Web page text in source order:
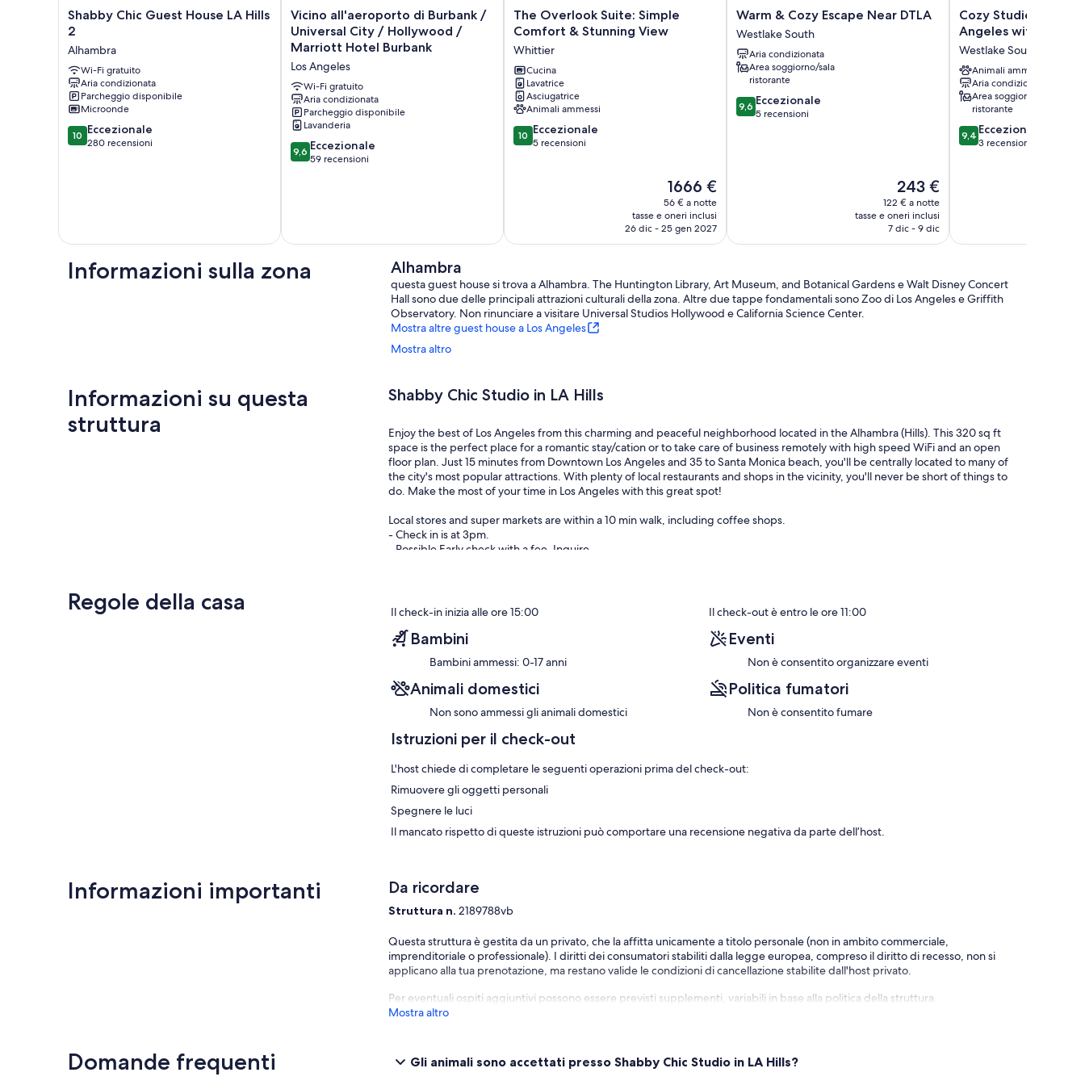
Shabby
Chic
House
LA
Hills
2
Alhambra
Shabby Chic Guest House LA Hills
2
Alhambra
Wi-Fi gratuito
Aria condizionata
Parcheggio disponibile
Microonde
10.0
su
10 Eccezionale
280 recensioni
Vicino
all'aeroporto
di
Burbank
/
Universal
City
/
Hollywood
/
Marriott
Vicino all'aeroporto di Burbank /
Universal City / Hollywood /
Marriott Hotel Burbank
Los Angeles
Wi-Fi gratuito
Aria condizionata
Parcheggio disponibile
Lavanderia
9.6
su
9,6 Eccezionale
59 recensioni
The
Overlook
Simple
Comfort
&
Stunning
View
Whittier
The Overlook Suite: Simple
Comfort & Stunning View
Whittier
Cucina
Lavatrice
Asciugatrice
Animali ammessi
10.0
su
10 Eccezionale
5 recensioni
Il
prezzo
attuale
è
1666 €
1666 €
56 € a notte
tasse e oneri inclusi
26 dic - 25 gen 2027
Warm
&
Cozy
Escape
Near
DTLA
Westlake
South
Warm & Cozy Escape Near DTLA
Westlake South
Aria condizionata
Area soggiorno/sala
ristorante
9.6
su
9,6 Eccezionale
5 recensioni
Il
prezzo
attuale
è
243 €
243 €
122 € a notte
tasse e oneri inclusi
7 dic - 9 dic
Cozy
Studio
peaceful
Los
Angeles
with
Westlake
South
Cozy Studio in
Angeles with AC
Westlake South
Animali ammessi
Aria condizionata
Area soggiorno/sala
ristorante
9.4
su
9,4 Eccezionale
3 recensioni
Informazioni sulla zona Alhambra
questa guest house si trova a Alhambra. The Huntington Library, Art Museum, and Botanical Gardens e Walt Disney Concert
Hall sono due delle principali attrazioni culturali della zona. Altre due tappe fondamentali sono Zoo di Los Angeles e Griffith
Observatory. Non rinunciare a visitare Universal Studios Hollywood e California Science Center.
Mostra altre guest house a Los Angeles
Mostra altro
Informazioni su questa
struttura
Shabby Chic Studio in LA Hills
Enjoy the best of Los Angeles from this charming and peaceful neighborhood located in the Alhambra (Hills). This 320 sq ft
space is the perfect place for a romantic stay/cation or to take care of business remotely with high speed WiFi and an open
floor plan. Just 15 minutes from Downtown Los Angeles and 35 to Santa Monica beach, you'll be centrally located to many of
the city's most popular attractions. With plenty of local restaurants and shops in the vicinity, you'll never be short of things to
do. Make the most of your time in Los Angeles with this great spot!
Local stores and super markets are within a 10 min walk, including coffee shops.
- Check in is at 3pm.
- Possible Early check with a fee. Inquire
Regole della casa Il check-in inizia alle ore 15:00 Il check-out è entro le ore 11:00
Bambini
Bambini ammessi: 0-17 anni
Eventi
Non è consentito organizzare eventi
Animali domestici
Non sono ammessi gli animali domestici
Politica fumatori
Non è consentito fumare
Istruzioni per il check-out
L'host chiede di completare le seguenti operazioni prima del check-out:
Rimuovere gli oggetti personali
Spegnere le luci
Il mancato rispetto di queste istruzioni può comportare una recensione negativa da parte dell’host.
Informazioni importanti Da ricordare
Struttura n.2189788vb
Questa struttura è gestita da un privato, che la affitta unicamente a titolo personale (non in ambito commerciale,
imprenditoriale o professionale). I diritti dei consumatori stabiliti dalla legge europea, compreso il diritto di recesso, non si
applicano alla tua prenotazione, ma restano valide le condizioni di cancellazione stabilite dall'host privato.
Per eventuali ospiti aggiuntivi possono essere previsti supplementi, variabili in base alla politica della struttura.
Mostra altro
Domande frequenti
Gli animali sono accettati presso Shabby Chic Studio in LA Hills?